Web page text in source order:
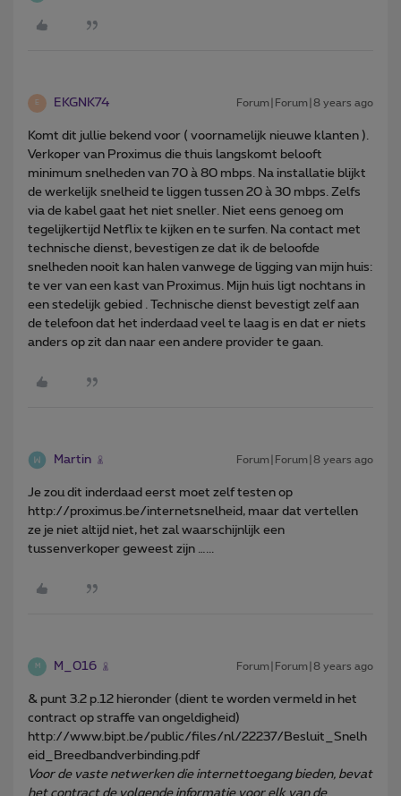
E EKGNK74 Forum|Forum|8 years ago
Komt dit jullie bekend voor ( voornamelijk nieuwe klanten ).
Verkoper van Proximus die thuis langskomt belooft
minimum snelheden van 70 à 80 mbps. Na installatie blijkt
de werkelijk snelheid te liggen tussen 20 à 30 mbps. Zelfs
via de kabel gaat het niet sneller. Niet eens genoeg om
tegelijkertijd Netflix te kijken en te surfen. Na contact met
technische dienst, bevestigen ze dat ik de beloofde
snelheden nooit kan halen vanwege de ligging van mijn huis:
te ver van een kast van Proximus. Mijn huis ligt nochtans in
een stedelijk gebied . Technische dienst bevestigt zelf aan
de telefoon dat het inderdaad veel te laag is en dat er niets
anders op zit dan naar een andere provider te gaan.
Martin Forum|Forum|8 years ago
Je zou dit inderdaad eerst moet zelf testen op
http://proximus.be/internetsnelheid, maar dat vertellen
ze je niet altijd niet, het zal waarschijnlijk een
tussenverkoper geweest zijn …...
M M_016 Forum|Forum|8 years ago
& punt 3.2 p.12 hieronder (dient te worden vermeld in het
contract op straffe van ongeldigheid)
http://www.bipt.be/public/files/nl/22237/Besluit_Snelh
eid_Breedbandverbinding.pdf
Voor de vaste netwerken die internettoegang bieden, bevat
het contract de volgende informatie voor elk van de